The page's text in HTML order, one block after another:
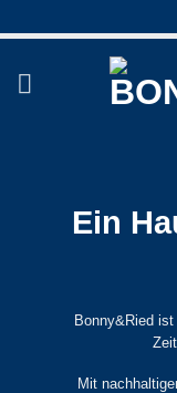
Inhalt
Ein
Bonny&Ried
Mit